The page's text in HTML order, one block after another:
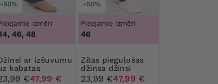
-50%
izmēri
46, 48
kabatas
€47,99 €
-50%
Pieejamie izmēri
46
Zilas pieguļošas
džinsa džinsi
23,99 €47,99 €